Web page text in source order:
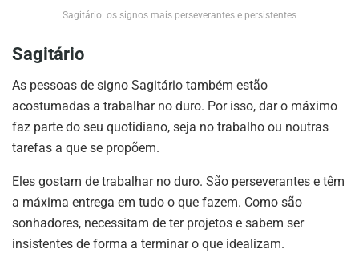
Sagitário: os signos mais perseverantes e persistentes
Sagitário
As pessoas de signo Sagitário também estão
acostumadas a trabalhar no duro. Por isso, dar o máximo
faz parte do seu quotidiano, seja no trabalho ou noutras
tarefas a que se propõem.
Eles gostam de trabalhar no duro. São perseverantes e têm
a máxima entrega em tudo o que fazem. Como são
sonhadores, necessitam de ter projetos e sabem ser
insistentes de forma a terminar o que idealizam.